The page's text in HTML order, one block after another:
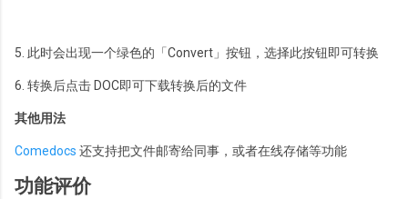
5. 此时会出现一个绿色的「Convert」按钮，选择此按钮即可转换
6. 转换后点击 DOC即可下载转换后的文件
其他用法
Comedocs 还支持把文件邮寄给同事，或者在线存储等功能
功能评价